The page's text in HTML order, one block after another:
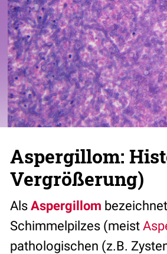
Aspergillom:
Vergrößerung)
Als Aspergillom
Schimmelpilzes (meist
pathologischen (z.B.